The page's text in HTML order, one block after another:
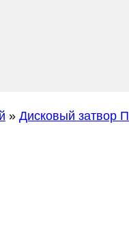
» Дисковый затвор